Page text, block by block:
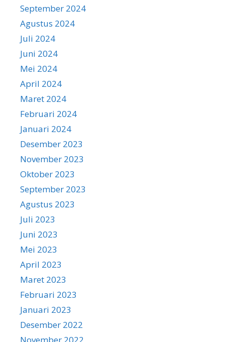
September 2024
Agustus 2024
Juli 2024
Juni 2024
Mei 2024
April 2024
Maret 2024
Februari 2024
Januari 2024
Desember 2023
November 2023
Oktober 2023
September 2023
Agustus 2023
Juli 2023
Juni 2023
Mei 2023
April 2023
Maret 2023
Februari 2023
Januari 2023
Desember 2022